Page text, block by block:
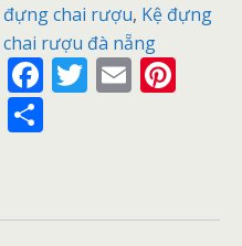
đựng chai rượu, Kệ đựng
chai rượu đà nẵng
F
o
T E
st
e